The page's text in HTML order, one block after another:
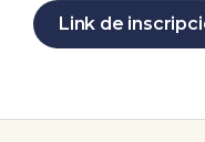
Link de